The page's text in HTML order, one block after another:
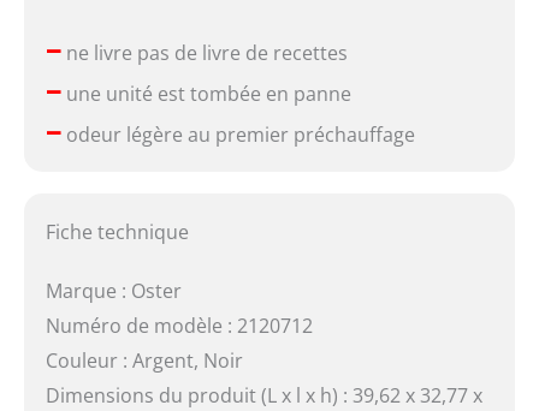
–ne livre pas de livre de recettes
–une unité est tombée en panne
–odeur légère au premier préchauffage
Fiche technique
Marque : Oster
Numéro de modèle : 2120712
Couleur : Argent, Noir
Dimensions du produit (L x l x h) : 39,62 x 32,77 x